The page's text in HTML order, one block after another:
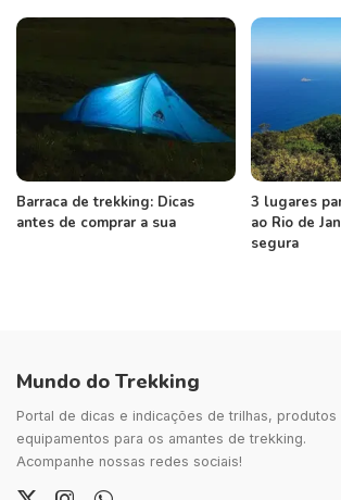
Barraca de trekking: Dicas
antes de comprar a sua
3 lugares
ao Rio de
segura
Mundo do Trekking
Portal de dicas e indicações de trilhas, produtos
equipamentos para os amantes de trekking.
Acompanhe nossas redes sociais!